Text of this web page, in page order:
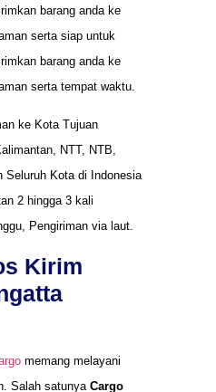
barang anda ke
serta siap untuk
barang anda ke
serta tempat waktu.
ke Kota Tujuan
NTT, NTB,
Seluruh Kota di Indonesia
2 hingga 3 kali
Pengiriman via laut.
Kirim
memang melayani
Salah satunya Cargo